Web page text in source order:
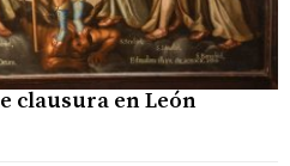
clausura en León